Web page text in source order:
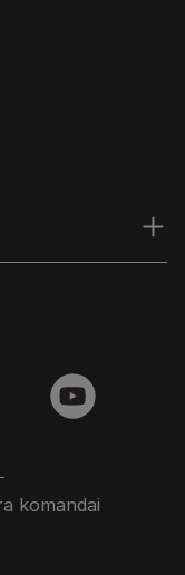
komandai
youtube